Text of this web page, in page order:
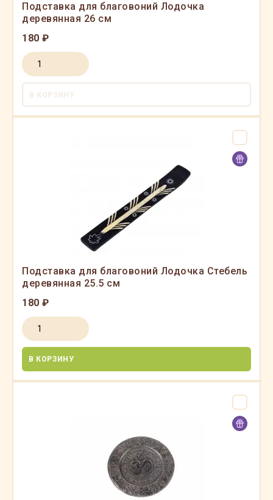
Подставка для благовоний Лодочка
деревянная 26 см
180 ₽
В КОРЗИНУ
Подставка для благовоний Лодочка Стебель
деревянная 25.5 см
180 ₽
В КОРЗИНУ